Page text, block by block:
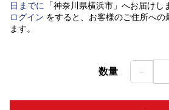
日 までに 「神奈川県横浜市」 へお届けし
ログイン をすると、お客様のご住所へ
ます。
数量 －